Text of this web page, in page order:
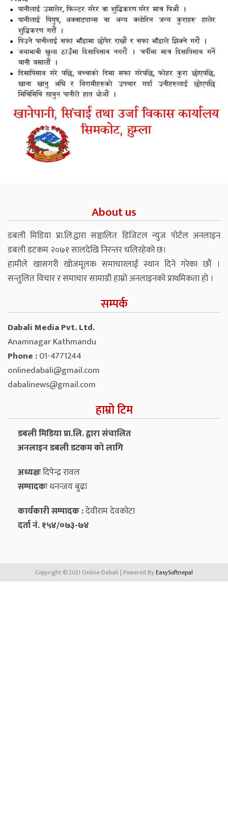
About us
डबली मिडिया प्रा.लि.द्वारा सञ्चालित डिजिटल न्युज पोर्टल अनलाइन
डबली डटकम २०७१ सालदेखि निरन्तर चलिरहेको छ।
हामीले खासगरी खोजमूलक समाचारलाई स्थान दिने गरेका छौं ।
सन्तुलित विचार र समाचार सामाग्री हाम्रो अनलाइनको प्राथमिकता हो ।
सम्पर्क
Dabali Media Pvt. Ltd.
Anamnagar Kathmandu
Phone :01-4771244
onlinedabali@gmail.com
dabalinews@gmail.com
हाम्रो टिम
डबली मिडिया प्रा.लि. द्वारा संचालित
अनलाइन डबली डटकम को लागि
अध्यक्षःदिपेन्द्र रावल
सम्पादकःधनन्‍जय बुढा
कार्यकारी सम्पादक :देवीराम देवकोटा
दर्ता नं. १५४/०७३-७४
Copyright © 2021 Online Dabali | Powered ByEasySoftnepal